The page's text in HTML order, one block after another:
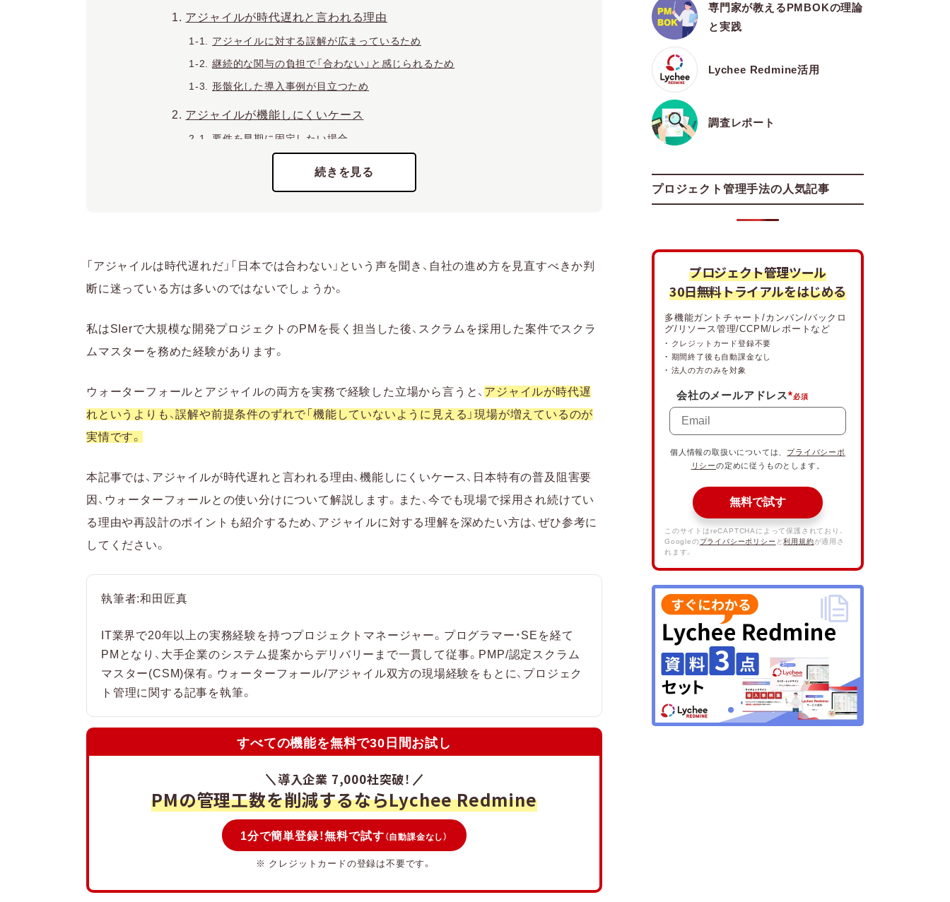
アジャイルが時代遅れと言われる理由
アジャイルに対する誤解が広まっているため
継続的な関与の負担で「合わない」と感じられるため
形骸化した導入事例が目立つため
アジャイルが機能しにくいケース
要件を早期に固定したい場合
発注者と開発側の分断
評価制度と進め方の不一致
要件の確定度合いで使い分ける
関係者の関与度で使い分ける
アジャイルが現場で採用され続けている理由
ハイブリッド開発で柔軟かつ計画的に進められるため
アジャイルを再設計するときのポイント
手法ではなく課題から考えること
支援体制を先に整えること
【時代遅れと言わせない】アジャイルの弱みを補うならプロジェクト
アジャイルに関するよくある質問
アジャイルが向く人・向かない人の特徴はありますか
アジャイルとスクラムは何が違いますか
アジャイル導入はどこから始めればよいですか
アジャイルでもドキュメントは必要ですか
まとめ:アジャイルは時代遅れではなく前提条件に合うかで判断する
ことが重要
「アジャイルは時代遅れだ」「日本では合わない」という声を聞き、自社の進め方を見直すべきか判
断に迷っている方は多いのではないでしょうか。
私はSIerで大規模な開発プロジェクトのPMを長く担当した後、スクラムを採用した案件でスクラ
ムマスターを務めた経験があります。
ウォーターフォールとアジャイルの両方を実務で経験した立場から言うと、 アジャイルが時代遅
れというよりも、誤解や前提条件のずれで「機能していないように見える」現場が増えているのが
実情です。
本記事では、アジャイルが時代遅れと言われる理由、機能しにくいケース、日本特有の普及阻害要
因、ウォーターフォールとの使い分けについて解説します。また、今でも現場で採用され続けてい
る理由や再設計のポイントも紹介するため、アジャイルに対する理解を深めたい方は、ぜひ参考に
してください。
執筆者:和田匠真
IT業界で20年以上の実務経験を持つプロジェクトマネージャー。プログラマー・SEを経て
PMとなり、大手企業のシステム提案からデリバリーまで一貫して従事。PMP/認定スクラム
マスター(CSM)保有。ウォーターフォール/アジャイル双方の現場経験をもとに、プロジェク
ト管理に関する記事を執筆。
すべての機能を無料で30日間お試し
導入企業 7,000社突破！
PMの管理工数を削減するならLychee Redmine
1分で簡単登録！無料で試す（自動課金なし）
※ クレジットカードの登録は不要です。
専門家が教えるPMBOKの理論
と実践
Lychee Redmine活用
調査レポート
プロジェクト管理手法の人気記事
プロジェクト管理ツール
30日無料トライアルをはじめる
多機能ガントチャート/カンバン/バックロ
グ/リソース管理/CCPM/レポートなど
・ クレジットカード登録不要
・ 期間終了後も自動課金なし
・ 法人の方のみを対象
*
会社のメールアドレス
個人情報の取扱いについては、 プライバシーポ
リシーの定めに従うものとします。
無料で試す
このサイトはreCAPTCHAによって保護されており、
Googleのプライバシーポリシー と利用規約が適用さ
れます。